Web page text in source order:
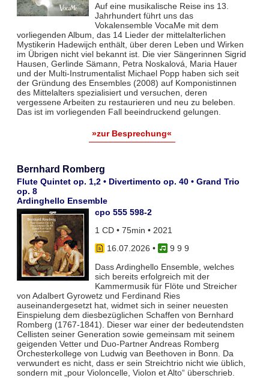
Auf eine musikalische Reise ins 13.
Jahrhundert führt uns das
Vokalensemble VocaMe mit dem
vorliegenden Album, das 14 Lieder der mittelalterlichen
Mystikerin Hadewijch enthält, über deren Leben und Wirken
im Übrigen nicht viel bekannt ist. Die vier Sängerinnen Sigrid
Hausen, Gerlinde Sämann, Petra Noskalová, Maria Hauer
und der Multi-Instrumentalist Michael Popp haben sich seit
der Gründung des Ensembles (2008) auf Komponistinnen
des Mittelalters spezialisiert und versuchen, deren
vergessene Arbeiten zu restaurieren und neu zu beleben.
Das ist im vorliegenden Fall beeindruckend gelungen.
»zur Besprechung«
Bernhard Romberg
Flute Quintet op. 1,2 • Divertimento op. 40 • Grand Trio
op. 8
Ardinghello Ensemble
cpo 555 598-2
1 CD • 75min • 2021
16.07.2026 •
9 9 9
Dass Ardinghello Ensemble, welches
sich bereits erfolgreich mit der
Kammermusik für Flöte und Streicher
von Adalbert Gyrowetz und Ferdinand Ries
auseinandergesetzt hat, widmet sich in seiner neuesten
Einspielung dem diesbezüglichen Schaffen von Bernhard
Romberg (1767-1841). Dieser war einer der bedeutendsten
Cellisten seiner Generation sowie gemeinsam mit seinem
geigenden Vetter und Duo-Partner Andreas Romberg
Orchesterkollege von Ludwig van Beethoven in Bonn. Da
verwundert es nicht, dass er sein Streichtrio nicht wie üblich,
sondern mit „pour Violoncelle, Violon et Alto“ überschrieb.